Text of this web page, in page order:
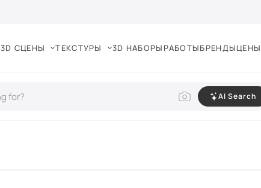
3D СЦЕНЫ ТЕКСТУРЫ 3D НАБОРЫ РАБОТЫБРЕНДЫЦЕНЫ
AI Search